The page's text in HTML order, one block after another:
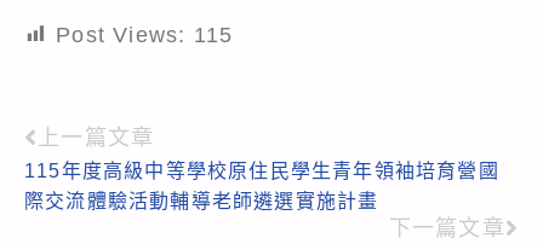
Post Views: 115
Read
more
上一篇文章
115年度高級中等學校原住民學生青年領袖培育營國
際交流體驗活動輔導老師遴選實施計畫
下一篇文章